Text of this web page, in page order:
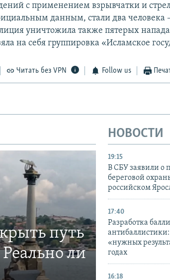
с применением взрывчатки и
данным, стали два
уничтожила также пятерых
на себя группировка «Исламское
Читать без VPN Follow us
путь
ли
НОВОСТИ
19:15
В СБУ заявили о
береговой
российском
17:40
Разработка
«нужных
годах
16:18